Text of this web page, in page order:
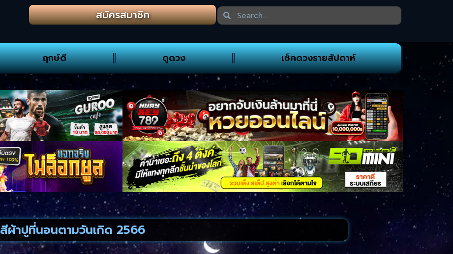
สมัครสมาชิก
ฤกษ์ดี ดูดวง เช็คดวงรายสัปดาห์
สีผ้าปูที่นอนตามวันเกิด 2566